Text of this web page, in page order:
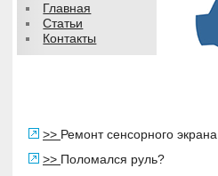
Главная
Статьи
Контакты
>> Ремонт сенсорного экрана
>> Поломался руль?